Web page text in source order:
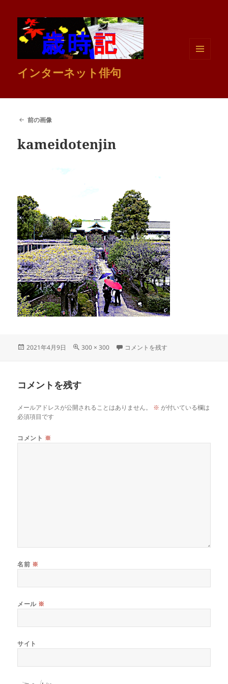
インターネット俳句
前の画像
kameidotenjin
投
2021年4月9日
フ
ズ
300 × 300 kameidotenjin に
コメントを残す
コメントを残す
メールアドレスが公開されることはありません。 ※ が付いている欄は
必須項目です
コメント ※
名前 ※
メール ※
サイト